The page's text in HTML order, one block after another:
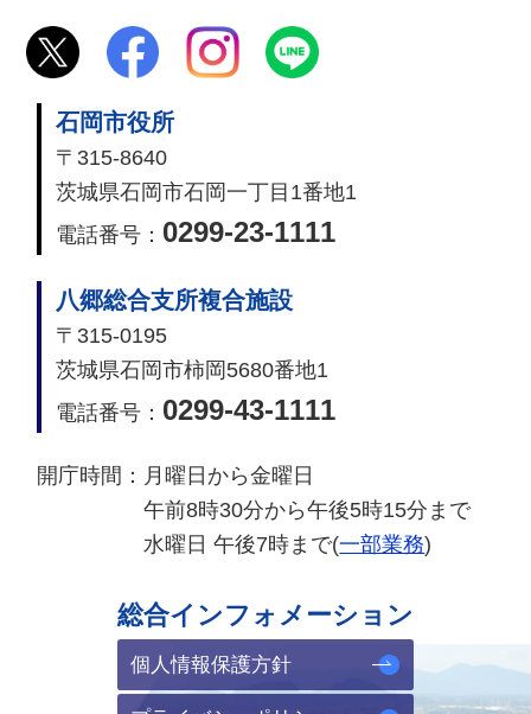
石岡市役所
〒315-8640
茨城県石岡市石岡一丁目1番地1
電話番号： 0299-23-1111
八郷総合支所複合施設
〒315-0195
茨城県石岡市柿岡5680番地1
電話番号： 0299-43-1111
開庁時間： 月曜日から金曜日
午前8時30分から午後5時15分まで
水曜日 午後7時まで(一部業務)
総合インフォメーション
個人情報保護方針